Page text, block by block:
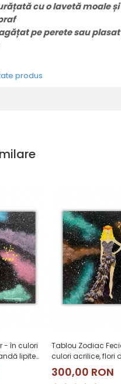
cu o lavetă moale
pe perete sau plasat
produs
- în culori
lipite
Tablou Zodiac
culori acrilice, flori
lipite manual
300,00 RON